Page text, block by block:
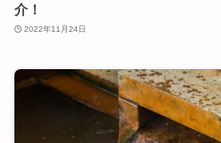
介！
2022年11月24日